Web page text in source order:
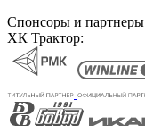
Спонсоры и партнеры
ХК Трактор: